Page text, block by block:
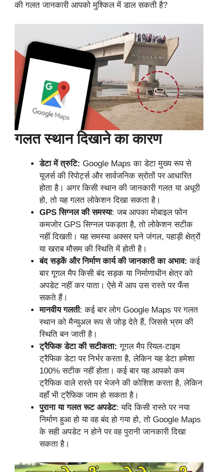
की गलत जानकारी आपको मुश्किल में डाल सकती है?
गलत स्थान दिखाने का कारण
डेटा में त्रुटि: Google Maps का डेटा मुख्य रूप से
यूजर्स की रिपोर्ट्स और सार्वजनिक स्रोतों पर आधारित
होता है। अगर किसी स्थान की जानकारी गलत या अधूरी
हो, तो यह गलत लोकेशन दिखा सकता है।
GPS सिग्नल की समस्या: जब आपका मोबाइल फोन
कमजोर GPS सिग्नल पकड़ता है, तो लोकेशन सटीक
नहीं दिखती। यह समस्या अक्सर घने जंगल, पहाड़ी क्षेत्रों
या खराब मौसम की स्थिति में होती है।
बंद सड़कें और निर्माण कार्य की जानकारी का अभाव:कई
बार गूगल मैप किसी बंद सड़क या निर्माणाधीन क्षेत्र को
अपडेट नहीं कर पाता। ऐसे में आप उस रास्ते पर फँस
सकते हैं।
मानवीय गलती: कई बार लोग Google Maps पर गलत
स्थान को मैन्युअल रूप से जोड़ देते हैं, जिससे भ्रम की
स्थिति बन जाती है।
ट्रैफिक डेटा की सटीकता: गूगल मैप रियल-टाइम
ट्रैफिक डेटा पर निर्भर करता है, लेकिन यह डेटा हमेशा
100% सटीक नहीं होता। कई बार यह आपको कम
ट्रैफिक वाले रास्ते पर भेजने की कोशिश करता है, लेकिन
वहाँ भी ट्रैफिक जाम हो सकता है।
पुराना या गलत रूट अपडेट: यदि किसी रास्ते पर नया
निर्माण हुआ हो या वह बंद हो गया हो, तो Google Maps
के सही अपडेट न होने पर वह पुरानी जानकारी दिखा
सकता है।